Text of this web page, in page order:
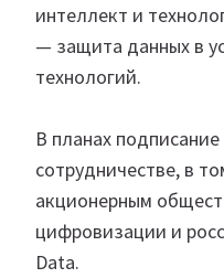
интеллект и
— защита данных в
технологий.
В планах
сотрудничестве, в
акционерным
цифровизации и
Data.